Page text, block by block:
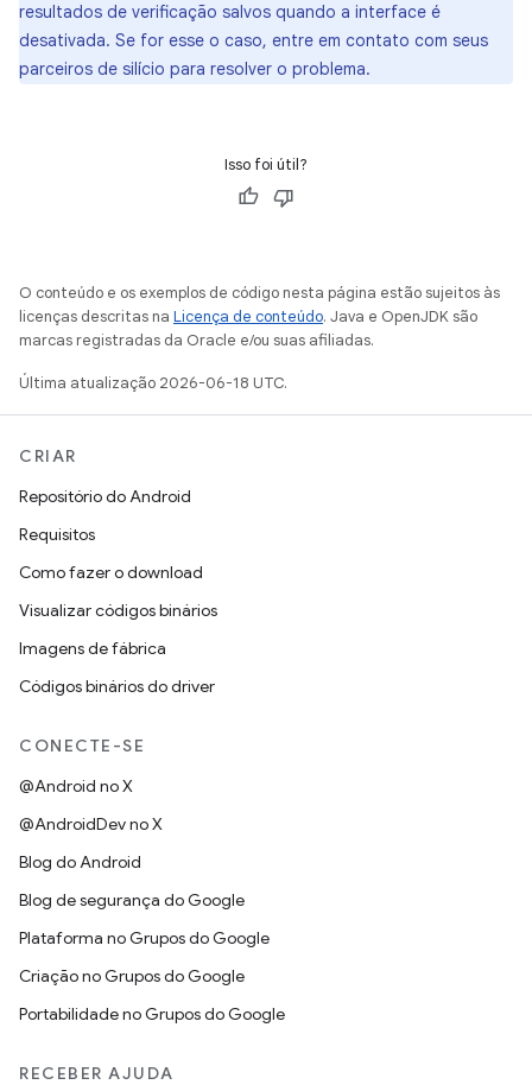
resultados de verificação salvos quando a interface é
desativada. Se for esse o caso, entre em contato com seus
parceiros de silício para resolver o problema.
Isso foi útil?
O conteúdo e os exemplos de código nesta página estão sujeitos às
licenças descritas na Licença de conteúdo. Java e OpenJDK são
marcas registradas da Oracle e/ou suas afiliadas.
Última atualização 2026-06-18 UTC.
CRIAR
Repositório do Android
Requisitos
Como fazer o download
Visualizar códigos binários
Imagens de fábrica
Códigos binários do driver
CONECTE-SE
@Android no X
@AndroidDev no X
Blog do Android
Blog de segurança do Google
Plataforma no Grupos do Google
Criação no Grupos do Google
Portabilidade no Grupos do Google
RECEBER AJUDA